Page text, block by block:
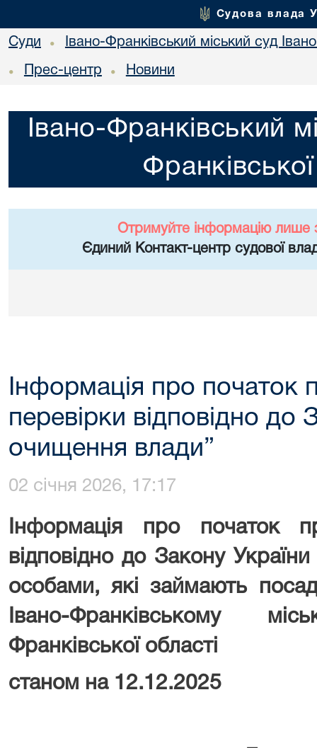
Судова влада
Суди • Івано-Франківський міський суд
• Прес-центр • Новини
Івано-Франківський
Отримуйте інформацію лише
Єдиний Контакт-центр судової
Інформація про початок
перевірки відповідно до
очищення влади”
02 січня 2026, 17:17
Інформація про початок
відповідно до Закону
особами, які займають
Івано-Франківському
Франківської області
станом на 12.12.2025